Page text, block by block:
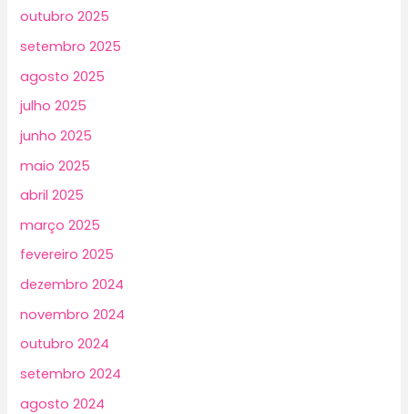
outubro 2025
setembro 2025
agosto 2025
julho 2025
junho 2025
maio 2025
abril 2025
março 2025
fevereiro 2025
dezembro 2024
novembro 2024
outubro 2024
setembro 2024
agosto 2024